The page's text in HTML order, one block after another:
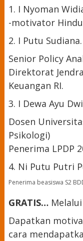
1. I Nyoman
-motivator
2. I Putu Sudiana.
Senior Policy
Direktorat
Keuangan RI.
3. I Dewa Ayu
Dosen
Psikologi)
Penerima LPDP
4. Ni Putu Putri
Penerima beasiswa S2
GRATIS…Melalui
Dapatkan
cara